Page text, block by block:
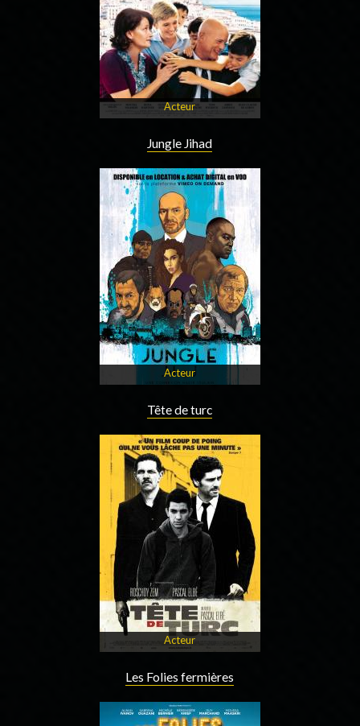
Acteur
Jungle Jihad
Acteur
Tête de turc
Acteur
Les Folies fermières